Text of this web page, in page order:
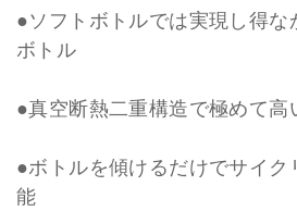
●ソフトボトルでは実現し得
ボトル
●真空断熱二重構造で極めて高
●ボトルを傾けるだけでサイ
能